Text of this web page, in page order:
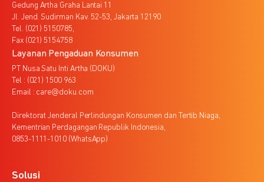
Gedung Artha Graha Lantai 11
Jl. Jend. Sudirman Kav. 52-53, Jakarta 12190
Tel. (021) 5150785,
Fax (021) 5154758
Layanan Pengaduan Konsumen
PT Nusa Satu Inti Artha (DOKU)
Tel : (021) 1500 963
Email : care@doku.com
Direktorat Jenderal Perlindungan Konsumen dan Tertib Niaga,
Kementrian Perdagangan Republik Indonesia,
0853-1111-1010 (WhatsApp)
Solusi